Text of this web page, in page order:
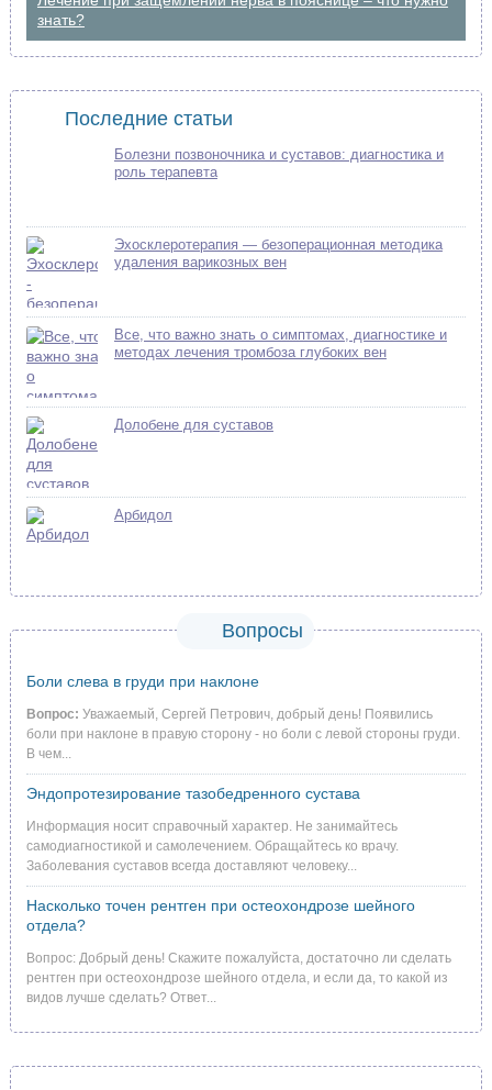
знать?
Последние статьи
Болезни позвоночника и суставов: диагностика и
роль терапевта
Эхосклеротерапия — безоперационная методика
удаления варикозных вен
Все, что важно знать о симптомах, диагностике и
методах лечения тромбоза глубоких вен
Долобене для суставов
Арбидол
Вопросы
Боли слева в груди при наклоне
Вопрос: Уважаемый, Сергей Петрович, добрый день! Появились
боли при наклоне в правую сторону - но боли с левой стороны груди.
В чем...
Эндопротезирование тазобедренного сустава
Информация носит справочный характер. Не занимайтесь
самодиагностикой и самолечением. Обращайтесь ко врачу.
Заболевания суставов всегда доставляют человеку...
Насколько точен рентген при остеохондрозе шейного
отдела?
Вопрос: Добрый день! Скажите пожалуйста, достаточно ли сделать
рентген при остеохондрозе шейного отдела, и если да, то какой из
видов лучше сделать? Ответ...